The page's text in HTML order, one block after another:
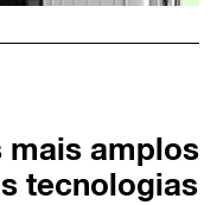
mais amplos
tecnologias